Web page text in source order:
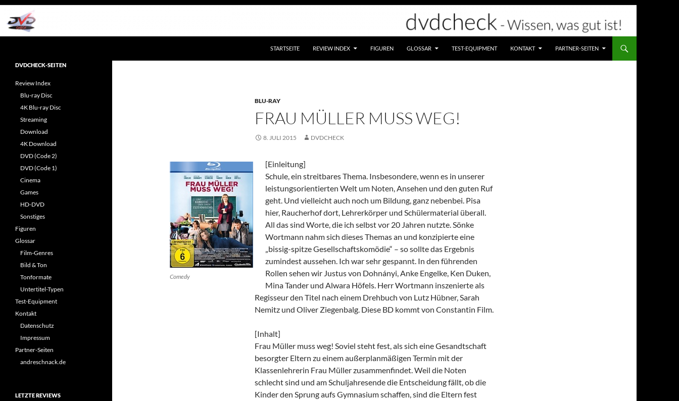
Zum
Inhalt
springen
STARTSEITE REVIEW INDEX FIGUREN GLOSSAR TEST-EQUIPMENT KONTAKT PARTNER-SEITEN
BLU-RAY
FRAU MÜLLER MUSS WEG!
8. JULI 2015 DVDCHECK
Comedy
[Einleitung]
Schule, ein streitbares Thema. Insbesondere, wenn es in unserer
leistungsorientierten Welt um Noten, Ansehen und den guten Ruf
geht. Und vielleicht auch noch um Bildung, ganz nebenbei. Pisa
hier, Raucherhof dort, Lehrerkörper und Schülermaterial überall.
All das sind Worte, die ich selbst vor 20 Jahren nutzte. Sönke
Wortmann nahm sich dieses Themas an und konzipierte eine
„bissig-spitze Gesellschaftskomödie“ – so sollte das Ergebnis
zumindest aussehen. Ich war sehr gespannt. In den führenden
Rollen sehen wir Justus von Dohnányi, Anke Engelke, Ken Duken,
Mina Tander und Alwara Höfels. Herr Wortmann inszenierte als
Regisseur den Titel nach einem Drehbuch von Lutz Hübner, Sarah
Nemitz und Oliver Ziegenbalg. Diese BD kommt von Constantin Film.
[Inhalt]
Frau Müller muss weg! Soviel steht fest, als sich eine Gesandtschaft
besorgter Eltern zu einem außerplanmäßigen Termin mit der
Klassenlehrerin Frau Müller zusammenfindet. Weil die Noten
schlecht sind und am Schuljahresende die Entscheidung fällt, ob die
Kinder den Sprung aufs Gymnasium schaffen, sind die Eltern fest
Reviews rund ums Heimkino &
DVDCHECK-SEITEN
Review Index
Blu-ray Disc
4K Blu-ray Disc
Streaming
Download
4K Download
DVD (Code 2)
DVD (Code 1)
Cinema
Games
HD-DVD
Sonstiges
Figuren
Glossar
Film-Genres
Bild & Ton
Tonformate
Untertitel-Typen
Test-Equipment
Kontakt
Datenschutz
Impressum
Partner-Seiten
andreschnack.de
LETZTE REVIEWS